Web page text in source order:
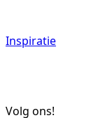
Inspiratie
Volg ons!